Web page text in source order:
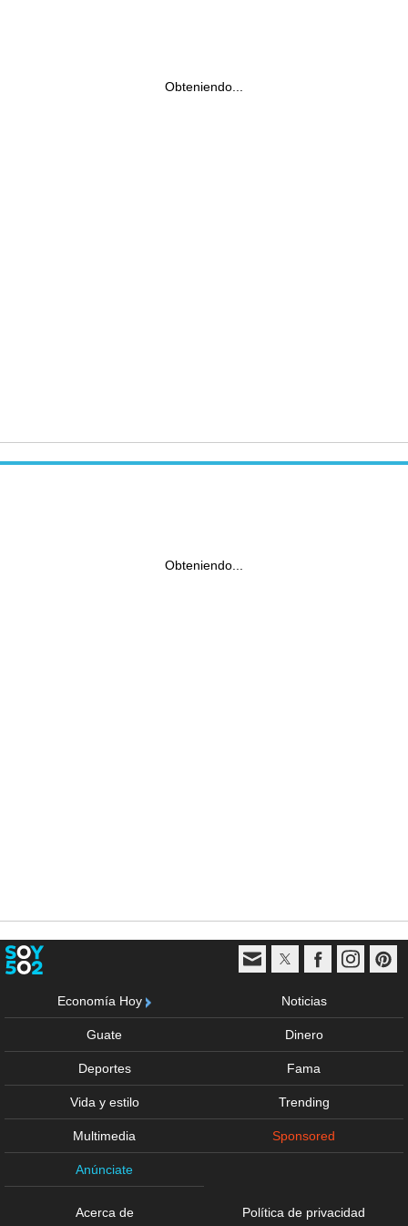
Obteniendo...
Obteniendo...
Economía Hoy Noticias
Guate Dinero
Deportes Fama
Vida y estilo Trending
Multimedia Sponsored
Anúnciate
Acerca de Política de privacidad